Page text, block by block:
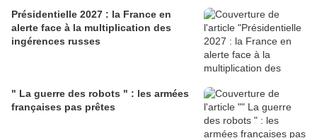
Présidentielle 2027 : la France en
alerte face à la multiplication des
ingérences russes
" La guerre des robots " : les armées
françaises pas prêtes